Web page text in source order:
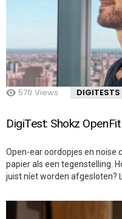
570 Views DIGITESTS
DigiTest: Shokz
Open-ear oordopjes en noise
papier als een tegenstelling.
juist níet worden afgesloten?